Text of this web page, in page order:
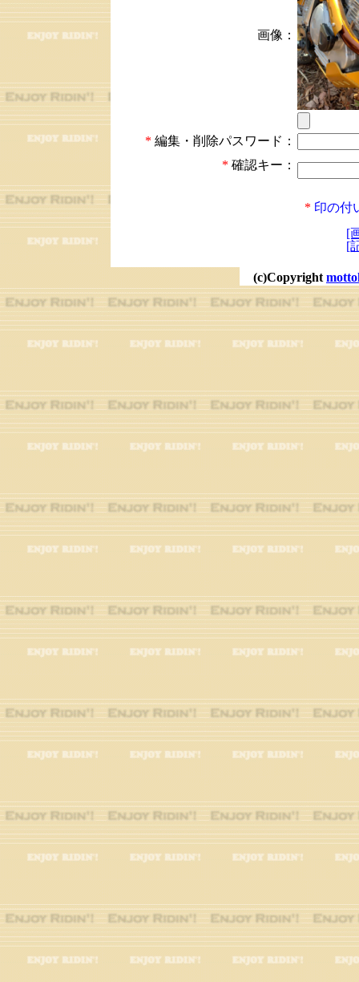
画像：
* 編集・削除パスワード：
* 確認キー：
* 印の付
[
[
(c)Copyright